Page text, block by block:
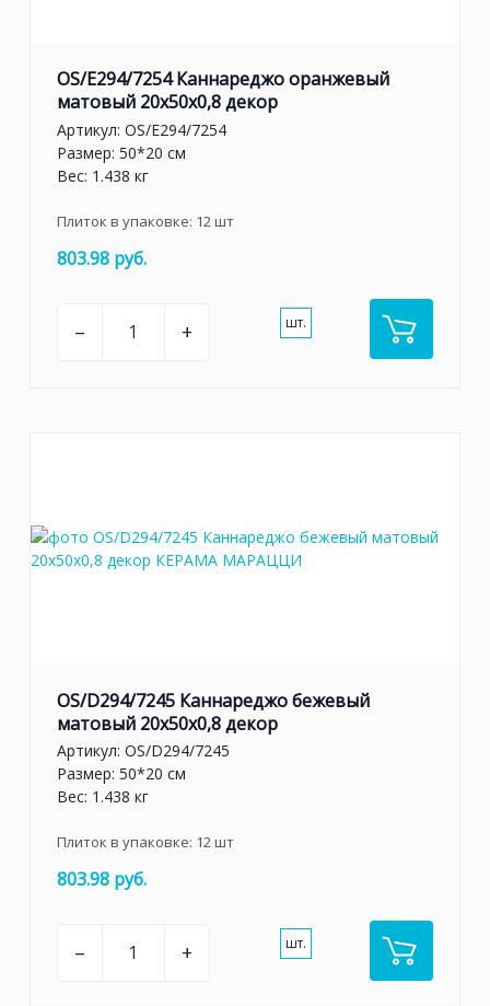
OS/E294/7254 Каннареджо оранжевый
матовый 20x50x0,8 декор
Артикул: OS/E294/7254
Размер: 50*20 см
Вес: 1.438 кг
Плиток в упаковке: 12шт
803.98 руб.
– + шт.
OS/D294/7245 Каннареджо бежевый
матовый 20x50x0,8 декор
Артикул: OS/D294/7245
Размер: 50*20 см
Вес: 1.438 кг
Плиток в упаковке: 12шт
803.98 руб.
– + шт.